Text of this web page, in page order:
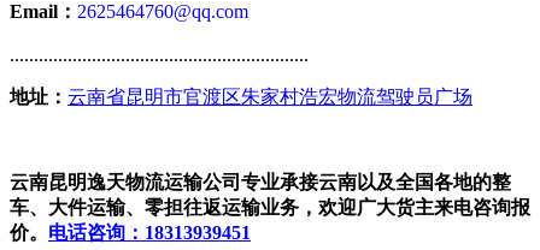
Email： 2625464760@qq.com
..............................................................
地址： 云南省昆明市官渡区朱家村浩宏物流驾驶员广场
云南昆明逸天物流运输公司专业承接云南以及全国各地的整
车、大件运输、零担往返运输业务，欢迎广大货主来电咨询报
价。 电话咨询：18313939451